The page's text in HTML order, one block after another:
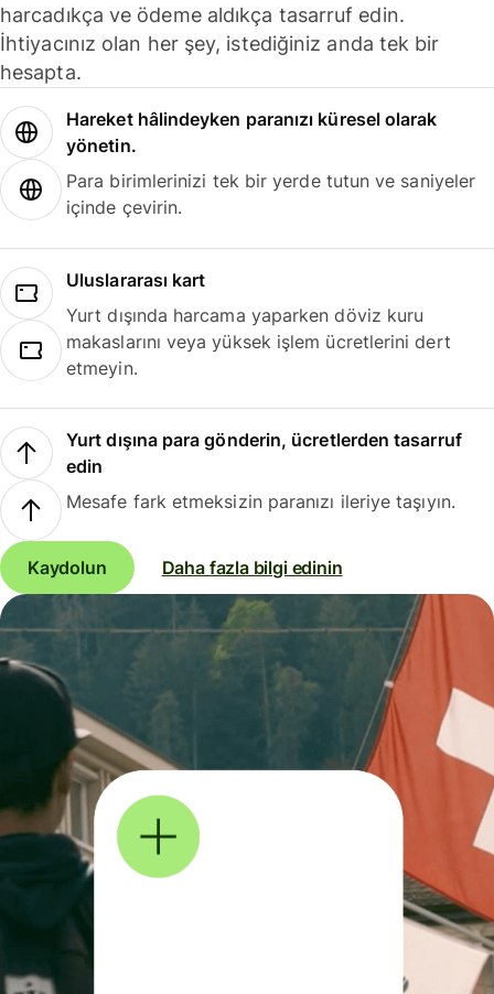
harcadıkça ve ödeme aldıkça tasarruf edin.
İhtiyacınız olan her şey, istediğiniz anda tek bir
hesapta.
Hareket hâlindeyken paranızı küresel olarak
yönetin.
Para birimlerinizi tek bir yerde tutun ve saniyeler
içinde çevirin.
Uluslararası kart
Yurt dışında harcama yaparken döviz kuru
makaslarını veya yüksek işlem ücretlerini dert
etmeyin.
Yurt dışına para gönderin, ücretlerden tasarruf
edin
Mesafe fark etmeksizin paranızı ileriye taşıyın.
Kaydolun Daha fazla bilgi edinin